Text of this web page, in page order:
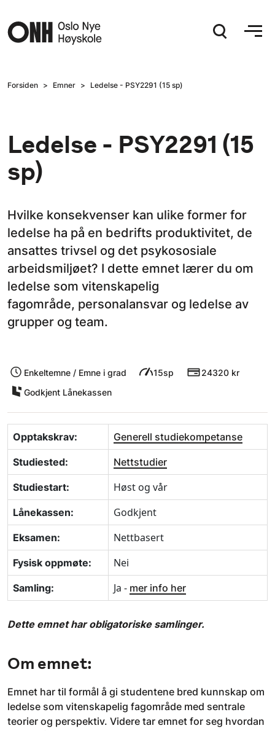
Forsiden Emner Ledelse - PSY2291 (15 sp)
Ledelse - PSY2291 (15
sp)
Hvilke konsekvenser kan ulike former for
ledelse ha på en bedrifts produktivitet, de
ansattes trivsel og det psykososiale
arbeidsmiljøet? I dette emnet lærer du om
ledelse som vitenskapelig
fagområde, personalansvar og ledelse av
grupper og team.
Enkeltemne / Emne i grad 15sp
24320 kr
Godkjent Lånekassen
Opptakskrav: Generell studiekompetanse
Studiested: Nettstudier
Studiestart: Høst og vår
Lånekassen: Godkjent
Eksamen: Nettbasert
Fysisk oppmøte: Nei
Samling: Ja - mer info her
Dette emnet har obligatoriske samlinger.
Om emnet:
Emnet har til formål å gi studentene bred kunnskap om
ledelse som vitenskapelig fagområde med sentrale
teorier og perspektiv. Videre tar emnet for seg hvordan